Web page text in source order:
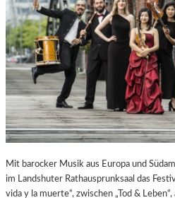
Mit barocker Musik aus Europa und
im Landshuter Rathausprunksaal das
vida y la muerte“, zwischen „Tod &